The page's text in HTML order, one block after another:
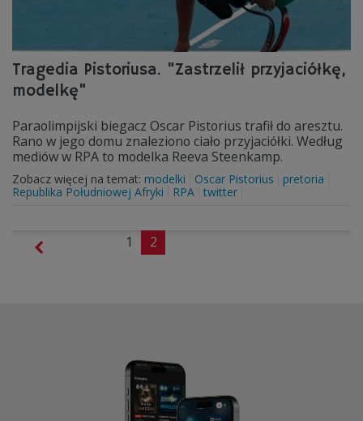
Tragedia Pistoriusa. "Zastrzelił przyjaciółkę,
modelkę"
Paraolimpijski biegacz Oscar Pistorius trafił do aresztu.
Rano w jego domu znaleziono ciało przyjaciółki. Według
mediów w RPA to modelka Reeva Steenkamp.
Zobacz więcej na temat: modelki Oscar Pistorius
pretoria
Republika Południowej Afryki
RPA twitter
1 2